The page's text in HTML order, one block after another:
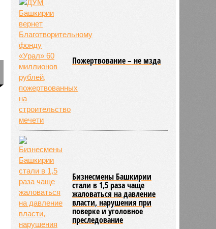
Пожертвование – не мзда
Бизнесмены Башкирии
стали в 1,5 раза чаще
жаловаться на давление
власти, нарушения при
поверке и уголовное
преследование